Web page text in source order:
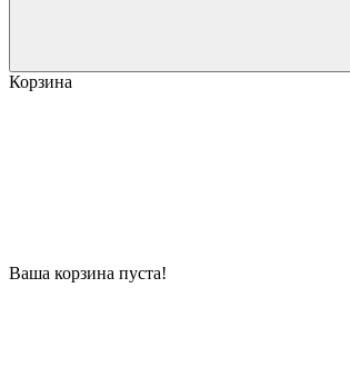
Корзина
Ваша корзина пуста!